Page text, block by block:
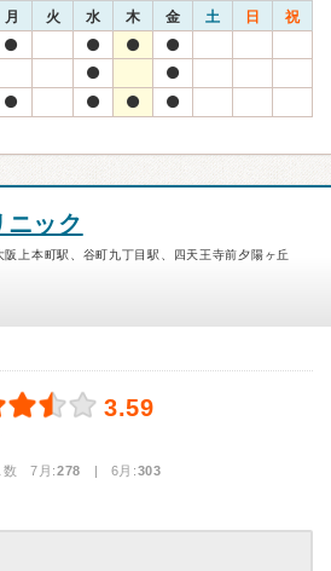
月 火 水 木 金 土 日 祝
ック
上本町駅、谷町九丁目駅、四天王寺前夕陽ヶ丘
3.59
数 7月:278 | 6月:303